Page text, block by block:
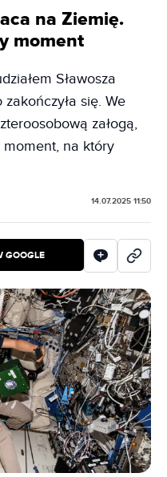
na Ziemię.
moment
Sławosza
się. We
załogą,
na który
14.07.2025 11:50
GOOGLE